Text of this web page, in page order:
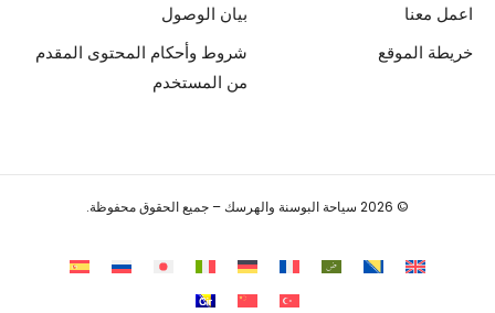
اعمل معنا
خريطة الموقع
بيان الوصول
شروط وأحكام المحتوى المقدم
من المستخدم
© 2026 سياحة البوسنة والهرسك – جميع الحقوق محفوظة.